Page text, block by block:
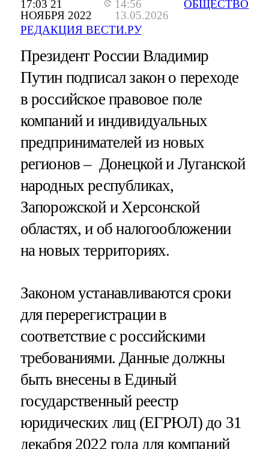
17:03 21
НОЯБРЯ 2022
14:56
13.05.2026
РЕДАКЦИЯ ВЕСТИ.РУ
ОБЩЕСТВО
Президент России Владимир
Путин подписал закон о переходе
в российское правовое поле
компаний и индивидуальных
предпринимателей из новых
регионов – Донецкой и Луганской
народных республиках,
Запорожской и Херсонской
областях, и об налогообложении
на новых территориях.
Законом устанавливаются сроки
для перерегистрации в
соответствие с российскими
требованиями. Данные должны
быть внесены в Единый
государственный реестр
юридических лиц (ЕГРЮЛ) до 31
декабря 2022 года для компаний